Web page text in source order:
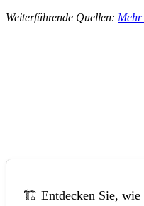
Weiterführende Quellen: Mehr
🏗️ Entdecken Sie, wie